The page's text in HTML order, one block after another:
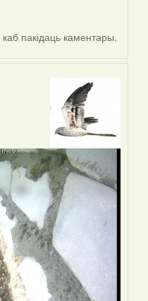
каб пакідаць каментары.